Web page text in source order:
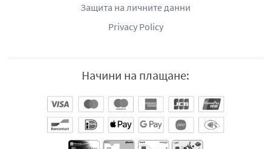
Защита на личните данни
Privacy Policy
Начини на плащане: